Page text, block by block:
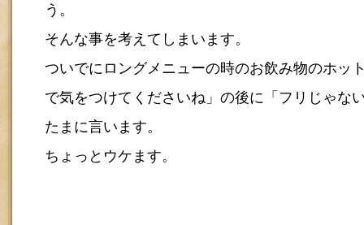
う。
そんな事を考えてしまいます。
ついでにロングメニューの時のお飲み物のホッ
で気をつけてくださいね」の後に「フリじゃな
たまに言います。
ちょっとウケます。